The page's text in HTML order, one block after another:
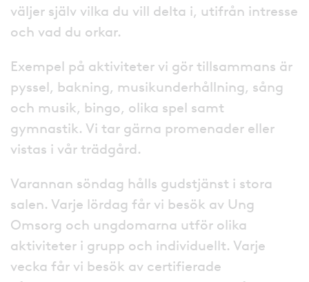
väljer själv vilka du vill delta i, utifrån intresse
och vad du orkar.
Exempel på aktiviteter vi gör tillsammans är
pyssel, bakning, musikunderhållning, sång
och musik, bingo, olika spel samt
gymnastik. Vi tar gärna promenader eller
vistas i vår trädgård.
Varannan söndag hålls gudstjänst i stora
salen. Varje lördag får vi besök av Ung
Omsorg och ungdomarna utför olika
aktiviteter i grupp och individuellt. Varje
vecka får vi besök av certifierade